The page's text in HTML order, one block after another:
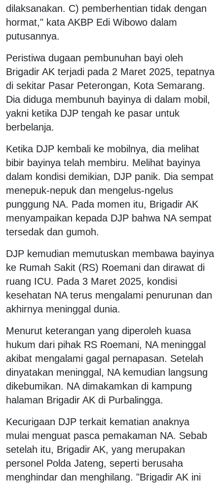
dilaksanakan. C) pemberhentian tidak dengan
hormat," kata AKBP Edi Wibowo dalam
putusannya.
Peristiwa dugaan pembunuhan bayi oleh
Brigadir AK terjadi pada 2 Maret 2025, tepatnya
di sekitar Pasar Peterongan, Kota Semarang.
Dia diduga membunuh bayinya di dalam mobil,
yakni ketika DJP tengah ke pasar untuk
berbelanja.
Ketika DJP kembali ke mobilnya, dia melihat
bibir bayinya telah membiru. Melihat bayinya
dalam kondisi demikian, DJP panik. Dia sempat
menepuk-nepuk dan mengelus-ngelus
punggung NA. Pada momen itu, Brigadir AK
menyampaikan kepada DJP bahwa NA sempat
tersedak dan gumoh.
DJP kemudian memutuskan membawa bayinya
ke Rumah Sakit (RS) Roemani dan dirawat di
ruang ICU. Pada 3 Maret 2025, kondisi
kesehatan NA terus mengalami penurunan dan
akhirnya meninggal dunia.
Menurut keterangan yang diperoleh kuasa
hukum dari pihak RS Roemani, NA meninggal
akibat mengalami gagal pernapasan. Setelah
dinyatakan meninggal, NA kemudian langsung
dikebumikan. NA dimakamkan di kampung
halaman Brigadir AK di Purbalingga.
Kecurigaan DJP terkait kematian anaknya
mulai menguat pasca pemakaman NA. Sebab
setelah itu, Brigadir AK, yang merupakan
personel Polda Jateng, seperti berusaha
menghindar dan menghilang. "Brigadir AK ini